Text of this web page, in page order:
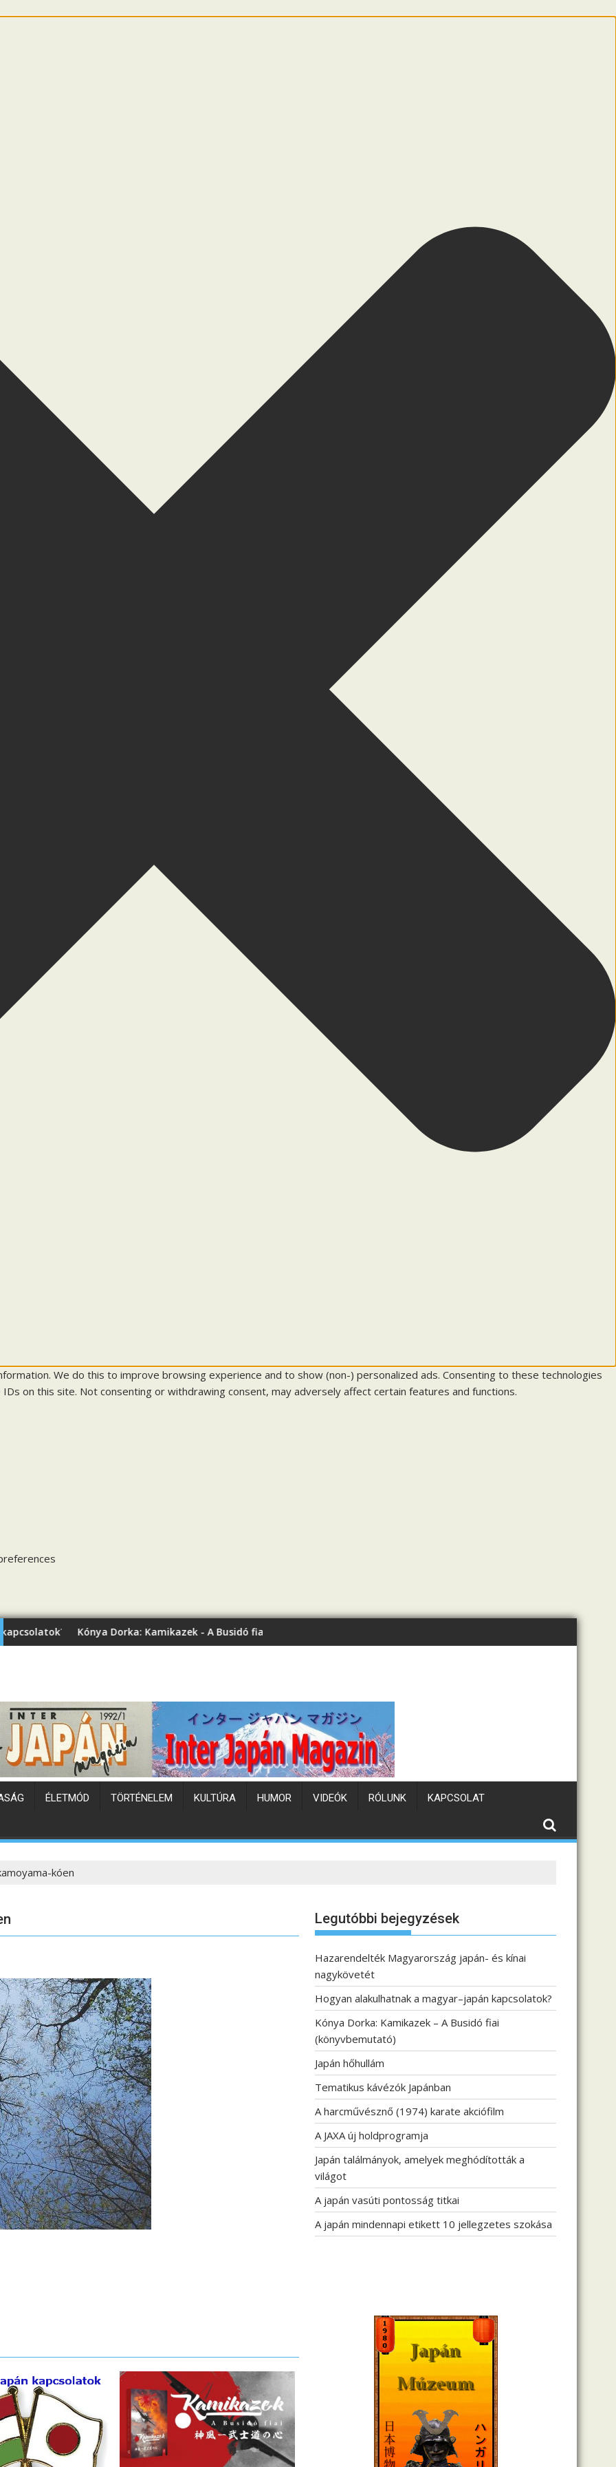
We do this to improve browsing experience and to show (non-) personalized ads. Consenting to these technologies
on this site. Not consenting or withdrawing consent, may adversely affect certain features and functions.
Dorka: Kamikazek - A Busidó fiai (könyvbemutató)Japán hőhullám
ÉLETMÓD TÖRTÉNELEM KULTÚRA HUMOR VIDEÓK RÓLUNK KAPCSOLAT
kóen
Legutóbbi bejegyzések
Hazarendelték Magyarország japán- és kínai
nagykövetét
Hogyan alakulhatnak a magyar–japán kapcsolatok?
Kónya Dorka: Kamikazek – A Busidó fiai
(könyvbemutató)
Japán hőhullám
Tematikus kávézók Japánban
A harcművésznő (1974) karate akciófilm
A JAXA új holdprogramja
Japán találmányok, amelyek meghódították a
világot
A japán vasúti pontosság titkai
A japán mindennapi etikett 10 jellegzetes szokása